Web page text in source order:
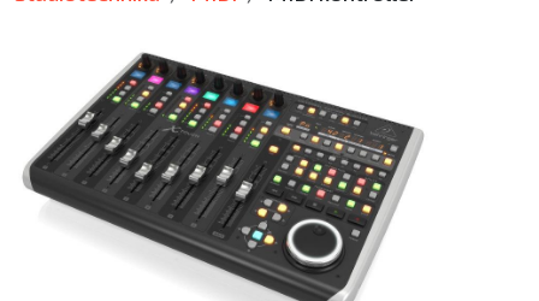
SZOLGÁLTATÁSOK
ÚJ TERMÉKEK